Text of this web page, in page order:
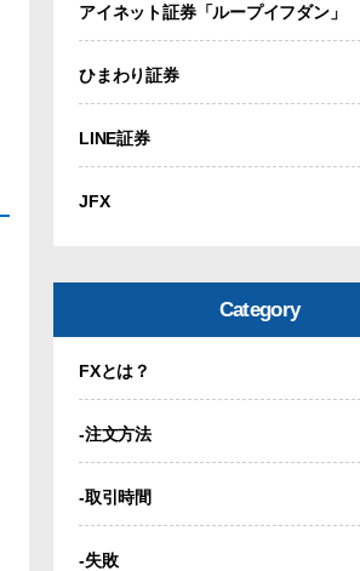
アイネット証券「ループイフダン」
ひまわり証券
LINE証券
JFX
Category
FXとは？
-注文方法
-取引時間
-失敗